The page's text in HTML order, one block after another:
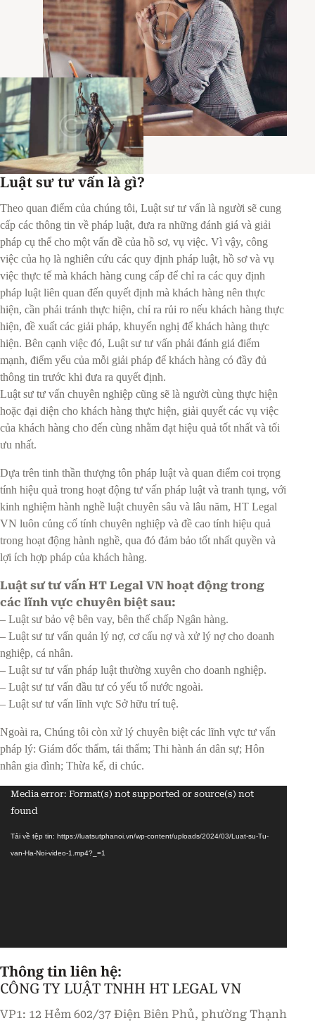
Luật sư tư vấn là gì?
Theo quan điểm của chúng tôi, Luật sư tư vấn là người sẽ cung
cấp các thông tin về pháp luật, đưa ra những đánh giá và giải
pháp cụ thể cho một vấn đề của hồ sơ, vụ việc. Vì vậy, công
việc của họ là nghiên cứu các quy định pháp luật, hồ sơ và vụ
việc thực tế mà khách hàng cung cấp để chỉ ra các quy định
pháp luật liên quan đến quyết định mà khách hàng nên thực
hiện, cần phải tránh thực hiện, chỉ ra rủi ro nếu khách hàng thực
hiện, đề xuất các giải pháp, khuyến nghị để khách hàng thực
hiện. Bên cạnh việc đó, Luật sư tư vấn phải đánh giá điểm
mạnh, điểm yếu của mỗi giải pháp để khách hàng có đầy đủ
thông tin trước khi đưa ra quyết định.
Luật sư tư vấn chuyên nghiệp cũng sẽ là người cùng thực hiện
hoặc đại diện cho khách hàng thực hiện, giải quyết các vụ việc
của khách hàng cho đến cùng nhằm đạt hiệu quả tốt nhất và tối
ưu nhất.
Dựa trên tinh thần thượng tôn pháp luật và quan điểm coi trọng
tính hiệu quả trong hoạt động tư vấn pháp luật và tranh tụng, với
kinh nghiệm hành nghề luật chuyên sâu và lâu năm, HT Legal
VN luôn củng cố tính chuyên nghiệp và đề cao tính hiệu quả
trong hoạt động hành nghề, qua đó đảm bảo tốt nhất quyền và
lợi ích hợp pháp của khách hàng.
Luật sư tư vấn HT Legal VN hoạt động trong
các lĩnh vực chuyên biệt sau:
– Luật sư bảo vệ bên vay, bên thế chấp Ngân hàng.
– Luật sư tư vấn quản lý nợ, cơ cấu nợ và xử lý nợ cho doanh
nghiệp, cá nhân.
– Luật sư tư vấn pháp luật thường xuyên cho doanh nghiệp.
– Luật sư tư vấn đầu tư có yếu tố nước ngoài.
– Luật sư tư vấn lĩnh vực Sở hữu trí tuệ.
Ngoài ra, Chúng tôi còn xử lý chuyên biệt các lĩnh vực tư vấn
pháp lý: Giám đốc thẩm, tái thẩm; Thi hành án dân sự; Hôn
nhân gia đình; Thừa kế, di chúc.
Trình
chơi
Media error: Format(s) not supported or source(s) not
found
Tải về tệp tin: https://luatsutphanoi.vn/wp-content/uploads/2024/03/Luat-su-Tu-
van-Ha-Noi-video-1.mp4?_=1
Thông tin liên hệ:
CÔNG TY LUẬT TNHH HT LEGAL VN
VP1: 12 Hẻm 602/37 Điện Biên Phủ, phường Thạnh